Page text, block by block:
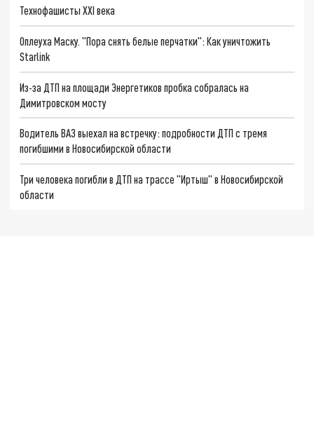
Технофашисты XXI века
Оплеуха Маску. "Пора снять белые перчатки": Как уничтожить
Starlink
Из-за ДТП на площади Энергетиков пробка собралась на
Димитровском мосту
Водитель ВАЗ выехал на встречку: подробности ДТП с тремя
погибшими в Новосибирской области
Три человека погибли в ДТП на трассе "Иртыш" в Новосибирской
области